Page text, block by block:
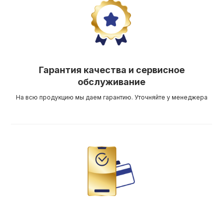
Гарантия качества и сервисное
обслуживание
На всю продукцию мы даем гарантию. Уточняйте у менеджера